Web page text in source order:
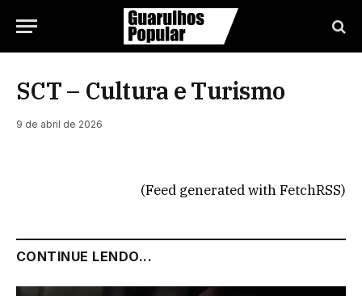
SCT – Cultura e Turismo
9 de abril de 2026
(Feed generated with FetchRSS)
CONTINUE LENDO...